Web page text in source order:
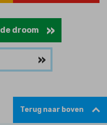
droom
Terug naar boven